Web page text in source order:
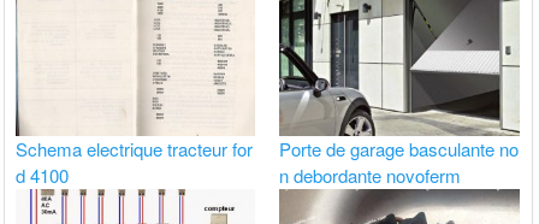
Schema electrique tracteur for
d 4100
Porte de garage basculante no
n debordante novoferm